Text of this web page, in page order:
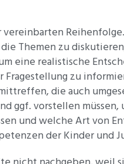
Themen zu
eine realistische
Fragestellung zu
die auch
ggf. vorstellen
und welche Art von
der Kinder und